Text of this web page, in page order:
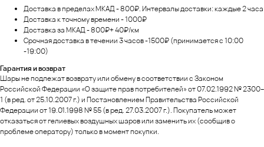
Доставка в пределах МКАД - 800₽. Интервалы доставки: каждые 2 часа
Доставка к точному времени - 1000₽
Доставка за МКАД - 800₽+ 40₽/км
Срочная доставка в течении 3 часов -1500₽ (принимается с 10:00
-19:00)
Гарантия и возврат
Шары не подлежат возврату или обмену в соответствии с Законом
Российской Федерации «О защите прав потребителей» от 07.02.1992 № 2300–
1 (в ред. от 25.10.2007 г.) и Постановлением Правительства Российской
Федерации от 19.01.1998 № 55 (в ред. 27.03.2007 г.). Покупатель может
отказаться от гелиевых воздушных шаров или заменить их (сообщив о
проблеме оператору) только в момент покупки.